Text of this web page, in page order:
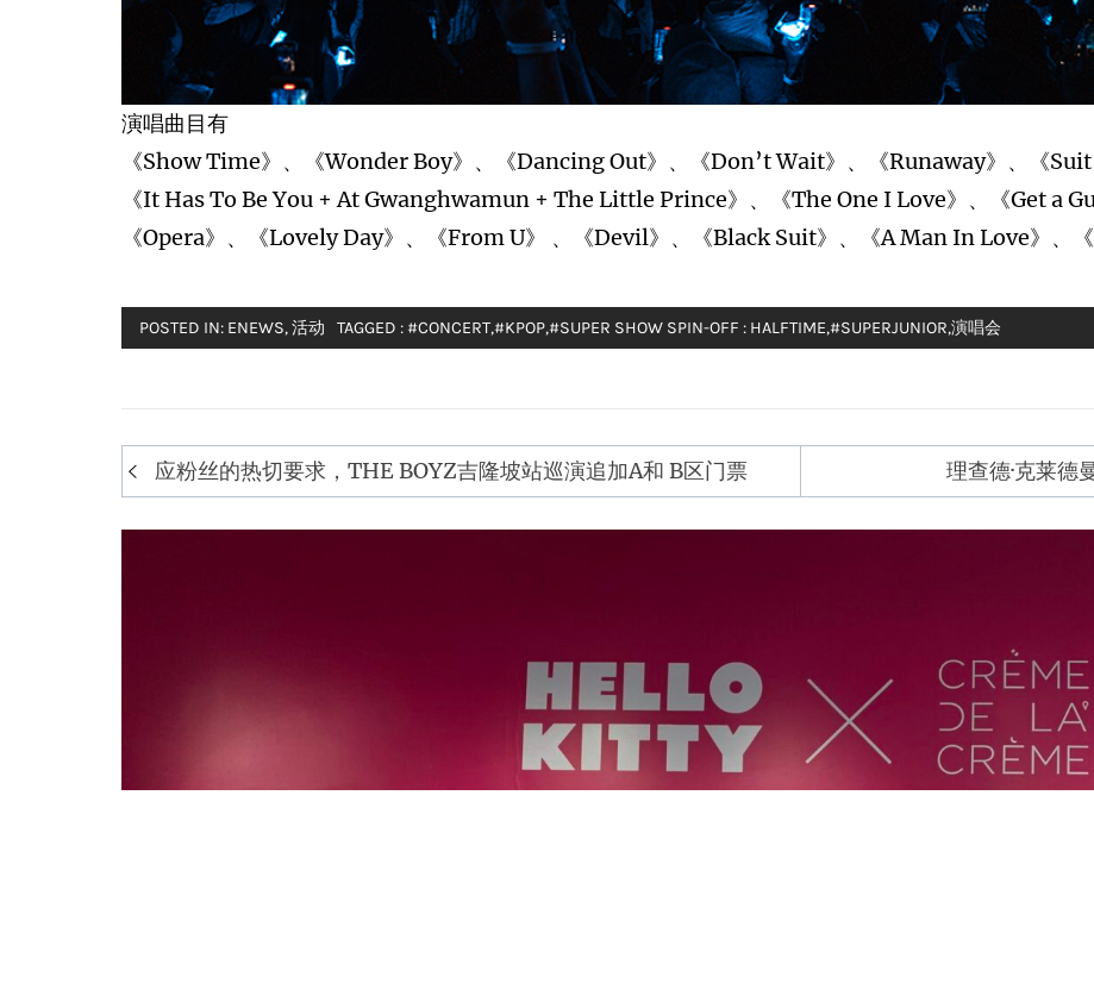
演唱曲目有
《Show Time》、《Wonder Boy》、《Dancing Out》、《Don’t Wait》、《Runaway》、《Suit
《It Has To Be You + At Gwanghwamun + The Little Prince》、《The One I Love》、《Get a
《Opera》、《Lovely Day》、《From U》 、《Devil》、《Black Suit》、《A Man In Love》、
POSTED IN: ENEWS,活动 TAGGED :#CONCERT,#KPOP,#SUPER SHOW SPIN-OFF : HALFTIME,#SUPERJUNIOR,演唱会
Post
navigation
应粉丝的热切要求，THE BOYZ吉隆坡站巡演追加A和 B区门票 理查德·克莱德